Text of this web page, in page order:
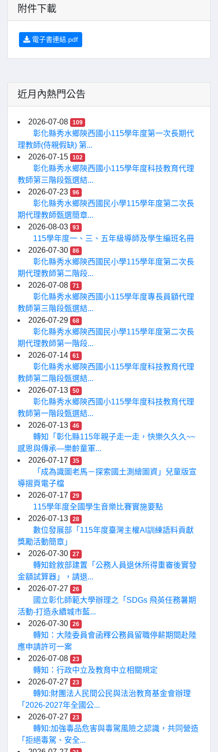
附件下載
電子書連結.pdf
近月內熱門公告
2026-07-08 109
彰化縣秀水鄉陝西國小115學年度第一次長期代
理教師(侍親假缺) 第...
2026-07-15
102
彰化縣秀水鄉陝西國小115學年度科技教育代理
教師第三階段甄選結...
2026-07-23
96
彰化縣秀水鄉陝西國民小學115學年度第二次長
期代理教師甄選簡章...
2026-08-03
93
115學年度一、三、五年級導師及學生編班名冊
2026-07-30
86
彰化縣秀水鄉陝西國民小學115學年度第二次長
期代理教師第二階段...
2026-07-08
71
彰化縣秀水鄉陝西國小115學年度專長員額代理
教師第三階段甄選結...
2026-07-29
68
彰化縣秀水鄉陝西國民小學115學年度第二次長
期代理教師第一階段...
2026-07-14
61
彰化縣秀水鄉陝西國小115學年度科技教育代理
教師第二階段甄選結...
2026-07-13
50
彰化縣秀水鄉陝西國小115學年度科技教育代理
教師第一階段甄選結...
2026-07-13
46
轉知「彰化縣115年親子走一走，快樂久久久~~
感恩與傳承—樂齡童軍...
2026-07-17
35
「成為識圖老馬－探索國土測繪圖資」兒童版宣
導摺頁電子檔
2026-07-17
29
115學年度全國學生音樂比賽實施要點
2026-07-13
28
數位發展部「115年度臺灣主權AI訓練語料貢獻
獎勵活動簡章」
2026-07-30
27
轉知銓敘部建置「公務人員退休所得重審後實發
金額試算器」，請退...
2026-07-27
26
國立彰化師範大學辦理之「SDGs 飛英任務暑期
活動-打造永續城市藍...
2026-07-30
26
轉知：大陸委員會函釋公務員留職停薪期間赴陸
應申請許可一案
2026-07-08
23
轉知：行政中立及教育中立相關規定
2026-07-27
23
轉知:財團法人民間公民與法治教育基金會辦理
「2026-2027年全國公...
2026-07-27
23
轉知:加強毒品危害與毒駕風險之認識，共同營造
「拒絕毒駕、安全...